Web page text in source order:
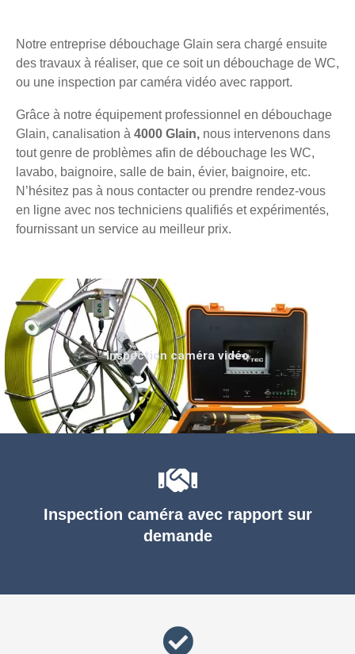
Notre entreprise débouchage Glain sera chargé ensuite
des travaux à réaliser, que ce soit un débouchage de WC,
ou une inspection par caméra vidéo avec rapport.
Grâce à notre équipement professionnel en débouchage
Glain, canalisation à 4000 Glain, nous intervenons dans
tout genre de problèmes afin de débouchage les WC,
lavabo, baignoire, salle de bain, évier, baignoire, etc.
N’hésitez pas à nous contacter ou prendre rendez-vous
en ligne avec nos techniciens qualifiés et expérimentés,
fournissant un service au meilleur prix.
Inspection caméra avec rapport sur
demande
Inspection caméra vidéo